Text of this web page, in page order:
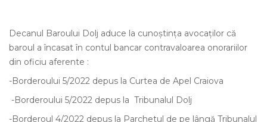
Decanul Baroului Dolj aduce la cunoștința avocaților că
baroul a încasat în contul bancar contravaloarea onorariilor
din oficiu aferente :
-Borderoului 5/2022 depus la Curtea de Apel Craiova
-Borderoului 5/2022 depus la Tribunalul Dolj
-Borderoul 4/2022 depus la Parchetul de pe lângă Tribunalul